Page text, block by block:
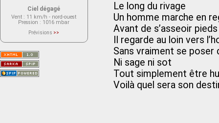
Le long du rivage
Un homme marche en
Avant de s’asseoir
Il regarde au loin vers
Sans vraiment se poser
Ni sage ni sot
Tout simplement être
Voilà quel sera son
Ciel dégagé
Vent : 11 km/h - nord-ouest
Pression : 1016 mbar
Prévisions >>
actuellement aucune prévision
Saint-Nom.
Veuillez consulter le message du
service ci-dessous.
(401 - Invalid API key. Please see
https://openweathermap.org/faq#error401